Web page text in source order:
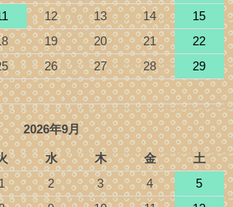
12 13 14
15
19 20 21
22
26 27 28
29
2026年9月
水 木 金
土
2 3 4
5